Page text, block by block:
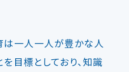
は一人一人が豊かな人
目標としており、知識